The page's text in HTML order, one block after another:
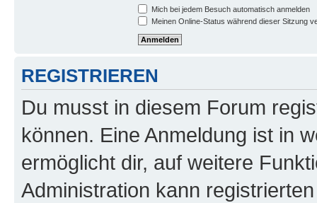
Mich bei jedem Besuch automatisch anmelden
Meinen Online-Status während dieser Sitzung
REGISTRIEREN
Du musst in diesem Forum
können. Eine Anmeldung ist in
ermöglicht dir, auf weitere
Administration kann